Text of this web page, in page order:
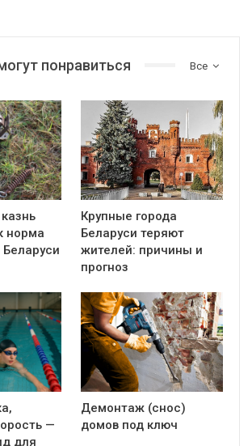
Все
понравиться
норма
Крупные города
Беларуси теряют
жителей: причины и
прогноз
—
для
Демонтаж (снос)
домов под ключ